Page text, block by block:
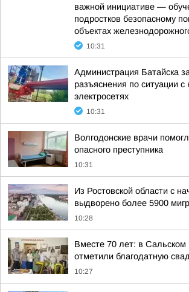
важной инициативе —
подростков безопасному
объектах
10:31
Администрация Батайска
разъяснения по ситуации
электросетях
10:31
Волгодонские врачи
опасного преступника
10:31
Из Ростовской области с
выдворено более 5900
10:28
Вместе 70 лет: в Сальском
отметили благодатную
10:27